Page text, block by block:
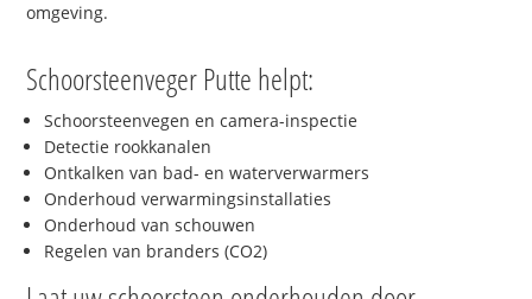
omgeving.
Schoorsteenveger Putte helpt:
Schoorsteenvegen en camera-inspectie
Detectie rookkanalen
Ontkalken van bad- en waterverwarmers
Onderhoud verwarmingsinstallaties
Onderhoud van schouwen
Regelen van branders (CO2)